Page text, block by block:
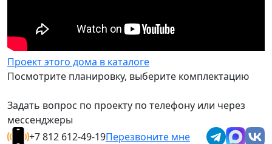
Проект этого дома в каталоге
Посмотрите планировку, выберите комплектацию
Задать вопрос по проекту по телефону или через
мессенджеры
+7 812 612-49-19Перезвоните мне